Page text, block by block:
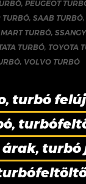
, PEUGEOT
TURBÓ,SAAB TURBÓ
TURBÓ,
TURBÓ, TOYOTA
, VOLVO TURBÓ
turbó
turbó